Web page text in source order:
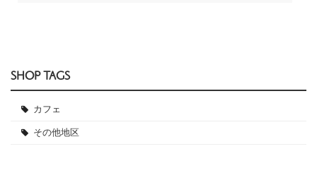
SHOP TAGS
カフェ
その他地区